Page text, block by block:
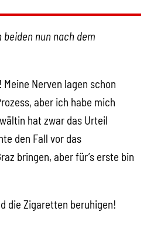
beiden nun nach dem
Meine Nerven lagen schon
aber ich habe mich
hat zwar das Urteil
den Fall vor das
bringen, aber für’s erste bin
die Zigaretten beruhigen!